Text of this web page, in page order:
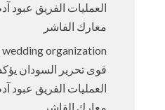
العمليات الفريق عبود
معارك الفاشر
wedding organization
قوى تحرير السودان
العمليات الفريق عبود
معارك الفاشر